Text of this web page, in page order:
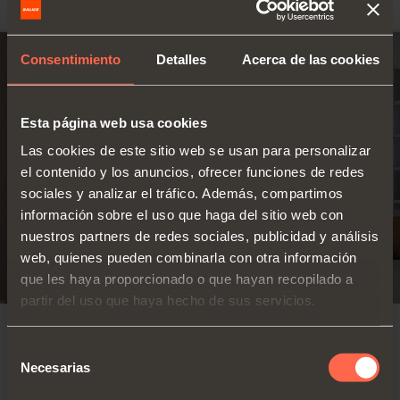
Consentimiento Detalles Acerca de las cookies
Esta página web usa cookies
Las cookies de este sitio web se usan para personalizar
el contenido y los anuncios, ofrecer funciones de redes
sociales y analizar el tráfico. Además, compartimos
información sobre el uso que haga del sitio web con
nuestros partners de redes sociales, publicidad y análisis
web, quienes pueden combinarla con otra información
que les haya proporcionado o que hayan recopilado a
partir del uso que haya hecho de sus servicios.
Necesarias
Máximo 2400 con bisagras normales(1)
SISTEMA PARA PUERTAS DE LIBRO